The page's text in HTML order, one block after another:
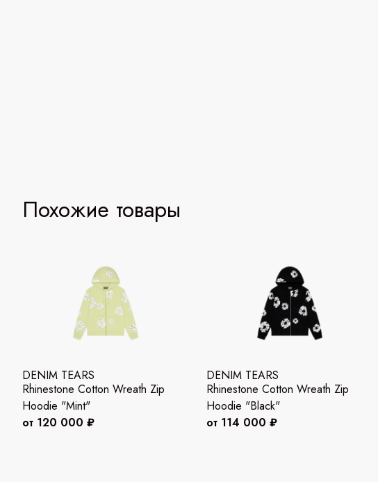
Похожие товары
DENIM TEARS
Rhinestone Cotton Wreath Zip
Hoodie "Mint"
от 120 000 ₽
DENIM TEARS
Rhinestone Cotton Wreath Zip
Hoodie "Black"
от 114 000 ₽